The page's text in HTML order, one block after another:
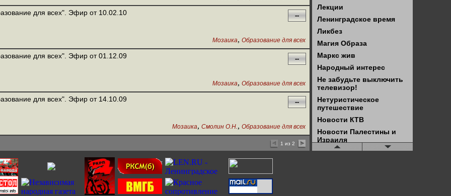
для всех". Эфир от 10.02.10 --
Мозаика, Образование для всех
для всех". Эфир от 01.12.09 --
Мозаика, Образование для всех
для всех". Эфир от 14.10.09 --
Мозаика, Смолин О.Н., Образование для всех
1 из 2
Лекции
Ленинградское время
Ликбез
Магия Образа
Маркс жив
Народный интерес
Не забудьте выключить
телевизор!
Нетуристическое
путешествие
Новости КТВ
Новости Палестины и
Израиля
Новостной блок КТВ